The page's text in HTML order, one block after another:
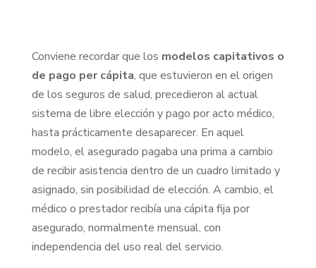
Conviene recordar que los modelos capitativos o
de pago per cápita, que estuvieron en el origen
de los seguros de salud, precedieron al actual
sistema de libre elección y pago por acto médico,
hasta prácticamente desaparecer. En aquel
modelo, el asegurado pagaba una prima a cambio
de recibir asistencia dentro de un cuadro limitado y
asignado, sin posibilidad de elección. A cambio, el
médico o prestador recibía una cápita fija por
asegurado, normalmente mensual, con
independencia del uso real del servicio.